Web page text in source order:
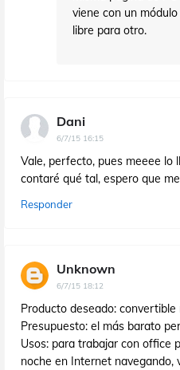
viene con un
libre para otro.
Dani
6/7/15 16:15
Vale, perfecto, pues meeee lo
contaré qué tal, espero que
Responder
Unknown
6/7/15 18:12
Producto deseado: convertible
Presupuesto: el más barato
Usos: para trabajar con office
noche en Internet navegando,